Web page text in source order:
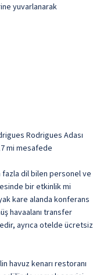
yuvarlanarak
Rodrigues Adası
mi mesafede
dil bilen personel ve
bir etkinlik mi
kare alanda konferans
havaalanı transfer
ayrıca otelde ücretsiz
havuz kenarı restoranı